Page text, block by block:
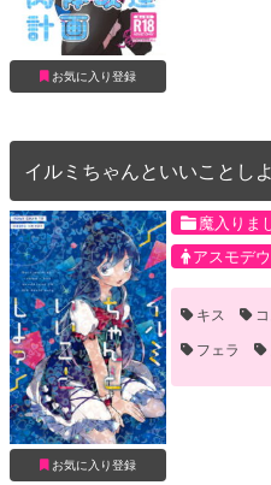
お気に入り登録
イルミちゃんといいことしよ
お気に入り登録
魔入りま
アスモデ
キス
フェラ
対面座位